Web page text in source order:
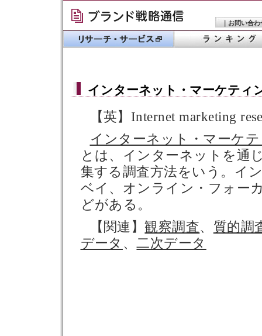
｜ お問い合わ
インターネット・マーケティ
【英】Internet marketing
インターネット・マーケ
とは、インターネットを通
集する調査方法をいう。イ
ベイ、オンライン・フォー
どがある。
【関連】観察調査、 質的調
データ 、二次データ